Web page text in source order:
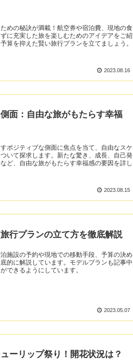
めの秘訣が満載！航空券や宿泊費、現地の食
に充実した旅を楽しむためのアイデアをご紹
算を抑えた賢い旅行プランを立てましょう。
2023.08.16
面：自由な旅がもたらす幸福
ポジティブな側面に焦点を当て、自由なスケ
いて探求します。新たな驚き、成長、自己発
ど、自由な旅がもたらす幸福感の要因を詳し
2023.08.15
行プランの立て方を徹底解説
施設の予約や現地での移動手段、予算の決め
的に解説しています。モデルプランも記事中
できるようにしています。
2023.05.07
ーリップ祭り！開花状況は？